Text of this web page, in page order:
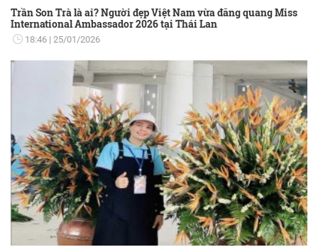
Trần Son Trà là ai? Người đẹp Việt Nam vừa đăng quang Miss
International Ambassador 2026 tại Thái Lan
18:46 25/01/2026